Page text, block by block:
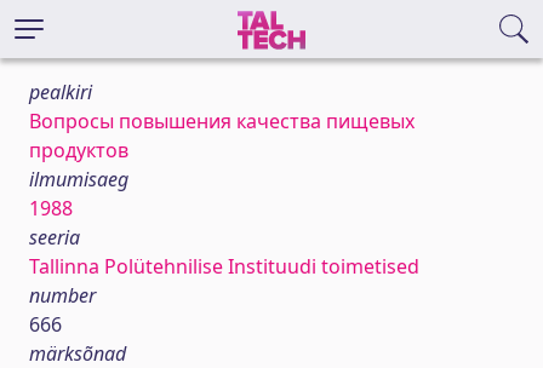
pealkiri
Вопросы повышения качества пищевых
продуктов
ilmumisaeg
1988
seeria
Tallinna Polütehnilise Instituudi toimetised
number
666
märksõnad